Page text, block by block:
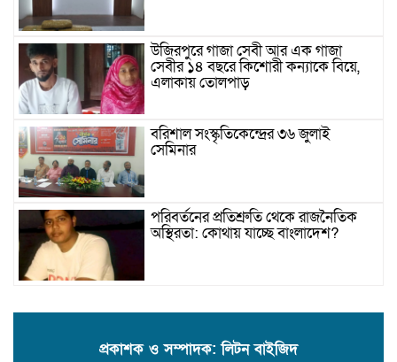
উজিরপুরে গাজা সেবী আর এক গাজা
সেবীর ১৪ বছরে কিশোরী কন্যাকে বিয়ে,
এলাকায় তোলপাড়
বরিশাল সংস্কৃতিকেন্দ্রের ৩৬ জুলাই
সেমিনার
পরিবর্তনের প্রতিশ্রুতি থেকে রাজনৈতিক
অস্থিরতা: কোথায় যাচ্ছে বাংলাদেশ?
ওপর হামলা, জেলা সাংবাদিক ইউনিয়নের
প্রকাশক ও সম্পাদক: লিটন বাইজিদ